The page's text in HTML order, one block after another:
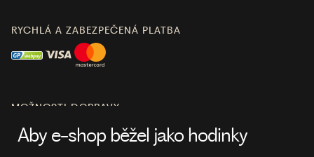
RYCHLÁ A ZABEZPEČENÁ PLATBA
MOŽNOSTI DOPRAVY
Aby e-shop běžel jako hodinky